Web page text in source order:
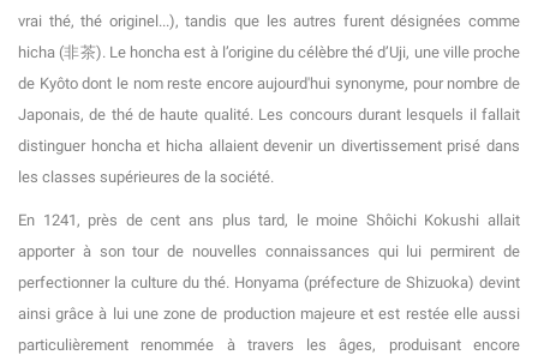
vrai thé, thé originel...), tandis que les autres furent désignées comme
hicha (非茶). Le honcha est à l’origine du célèbre thé d’Uji, une ville proche
de Kyôto dont le nom reste encore aujourd'hui synonyme, pour nombre de
Japonais, de thé de haute qualité. Les concours durant lesquels il fallait
distinguer honcha et hicha allaient devenir un divertissement prisé dans
les classes supérieures de la société.
En 1241, près de cent ans plus tard, le moine Shôichi Kokushi allait
apporter à son tour de nouvelles connaissances qui lui permirent de
perfectionner la culture du thé. Honyama (préfecture de Shizuoka) devint
ainsi grâce à lui une zone de production majeure et est restée elle aussi
particulièrement renommée à travers les âges, produisant encore